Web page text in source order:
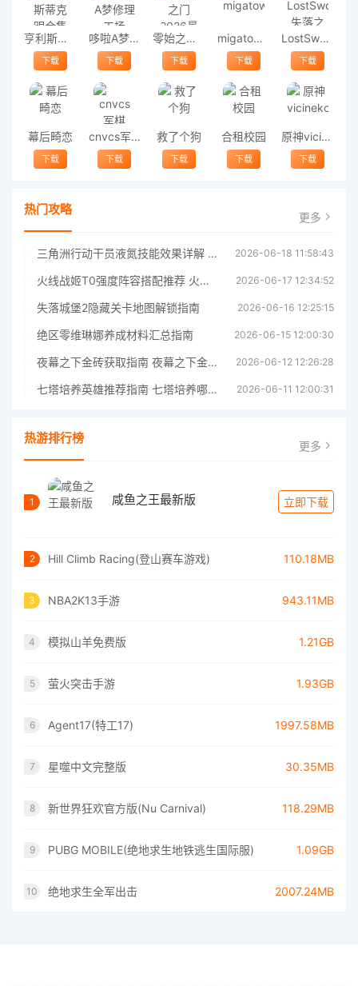
亨利斯蒂克明合集
下载
哆啦A梦修理工场
下载
零始之门2026最新版
下载
migatowemyworld1.68
下载
LostSword失落之剑
下载
幕后畸恋
下载
cnvcs军棋
下载
救了个狗
下载
合租校园
下载
原神vicineko
下载
热门攻略 更多
三角洲行动干员液氮技能效果详解 三角洲行动干员液氮技能介绍 2026-06-18 11:58:43
火线战姬T0强度阵容搭配推荐 火线战姬T0强度阵容哪个好 2026-06-17 12:34:52
失落城堡2隐藏关卡地图解锁指南 2026-06-16 12:25:15
绝区零维琳娜养成材料汇总指南 2026-06-15 12:00:30
夜幕之下金砖获取指南 夜幕之下金砖获取方法 2026-06-12 12:26:28
七塔培养英雄推荐指南 七塔培养哪个英雄好 2026-06-11 12:00:31
热游排行榜 更多
1 咸鱼之王最新版 立即下载
2 Hill Climb Racing(登山赛车游戏) 110.18MB
3 NBA2K13手游 943.11MB
4 模拟山羊免费版 1.21GB
5 萤火突击手游 1.93GB
6 Agent17(特工17) 1997.58MB
7 星噬中文完整版 30.35MB
8 新世界狂欢官方版(Nu Carnival) 118.29MB
9 PUBG MOBILE(绝地求生地铁逃生国际服) 1.09GB
10 绝地求生全军出击 2007.24MB